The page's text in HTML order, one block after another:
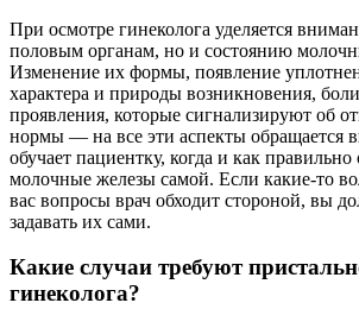
При осмотре гинеколога уделяется
половым органам, но и состоянию
Изменение их формы, появление
характера и природы возникновения,
проявления, которые сигнализируют об
нормы — на все эти аспекты обращается
обучает пациентку, когда и как правильно
молочные железы самой. Если какие-то
вас вопросы врач обходит стороной, вы
задавать их сами.
Какие случаи требуют
гинеколога?